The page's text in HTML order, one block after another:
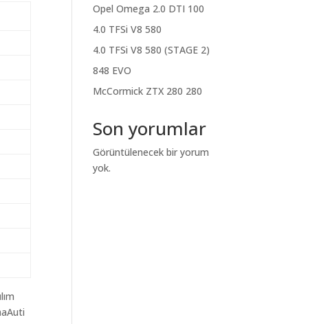
Opel Omega 2.0 DTI 100
4.0 TFSi V8 580
4.0 TFSi V8 580 (STAGE 2)
848 EVO
McCormick ZTX 280 280
Son yorumlar
Görüntülenecek bir yorum
yok.